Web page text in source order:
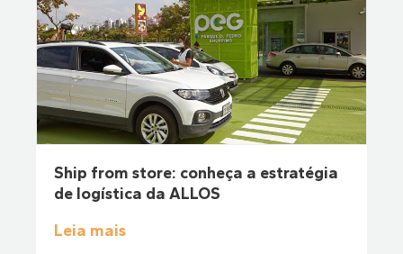
Ship from store: conheça a estratégia
de logística da ALLOS
Leia mais